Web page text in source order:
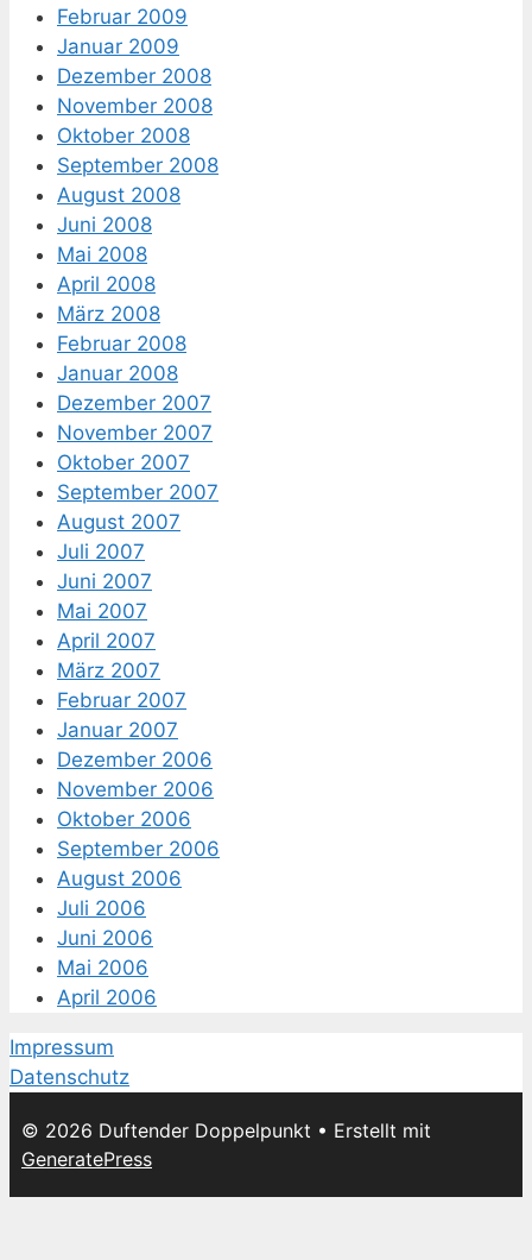
Februar 2009
Januar 2009
Dezember 2008
November 2008
Oktober 2008
September 2008
August 2008
Juni 2008
Mai 2008
April 2008
März 2008
Februar 2008
Januar 2008
Dezember 2007
November 2007
Oktober 2007
September 2007
August 2007
Juli 2007
Juni 2007
Mai 2007
April 2007
März 2007
Februar 2007
Januar 2007
Dezember 2006
November 2006
Oktober 2006
September 2006
August 2006
Juli 2006
Juni 2006
Mai 2006
April 2006
Impressum
Datenschutz
© 2026 Duftender Doppelpunkt • Erstellt mit
GeneratePress